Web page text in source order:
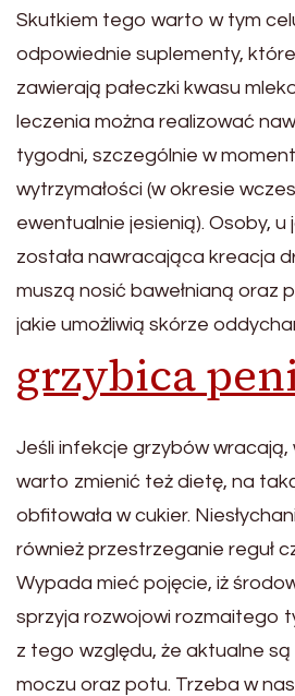
Skutkiem tego warto w tym
odpowiednie suplementy, które
zawierają pałeczki kwasu
leczenia można realizować
tygodni, szczególnie w
wytrzymałości (w okresie
ewentualnie jesienią). Osoby, u
została nawracająca kreacja
muszą nosić bawełnianą oraz
jakie umożliwią skórze
grzybica
Jeśli infekcje grzybów wracają,
warto zmienić też dietę, na
obfitowała w cukier.
również przestrzeganie reguł
Wypada mieć pojęcie, iż
sprzyja rozwojowi rozmaitego
z tego względu, że aktualne są
moczu oraz potu. Trzeba w